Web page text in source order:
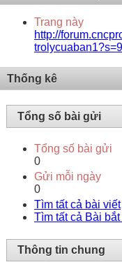
Trang này
http://
Thống kê
Tổng số bài gửi
Tổng số bài gửi
0
Gửi mỗi ngày
0
Tìm tất cả bài viết
Tìm tất cả Bài bắt
Thông tin chung